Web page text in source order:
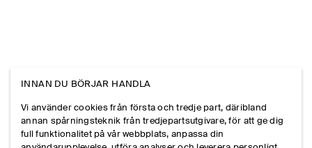
INNAN DU BÖRJAR HANDLA
Vi använder cookies från första och tredje part, däribland
annan spårningsteknik från tredjepartsutgivare, för att ge dig
full funktionalitet på vår webbplats, anpassa din